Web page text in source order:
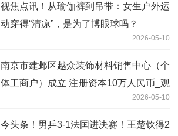
视焦点讯！从瑜伽裤到吊带：女生户外运
动穿得“清凉”，是为了博眼球吗？
2026-05-10
南京市建邺区越众装饰材料销售中心（个
体工商户）成立 注册资本10万人民币_观
2026-05-10
今头条！男乒3-1法国进决赛！王楚钦得2